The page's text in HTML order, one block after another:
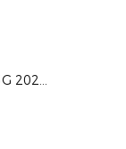
Coupe Interdistricts U15G 2024 - Groupe A